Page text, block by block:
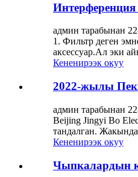
Интерференция
админ тарабынан
1. Фильтр деген
аксессуар.Ал эки
Кененирээк окуу
2022-жылы
админ тарабынан
Beijing Jingyi Bo
тандалган.
Кененирээк окуу
Чыпкалардын